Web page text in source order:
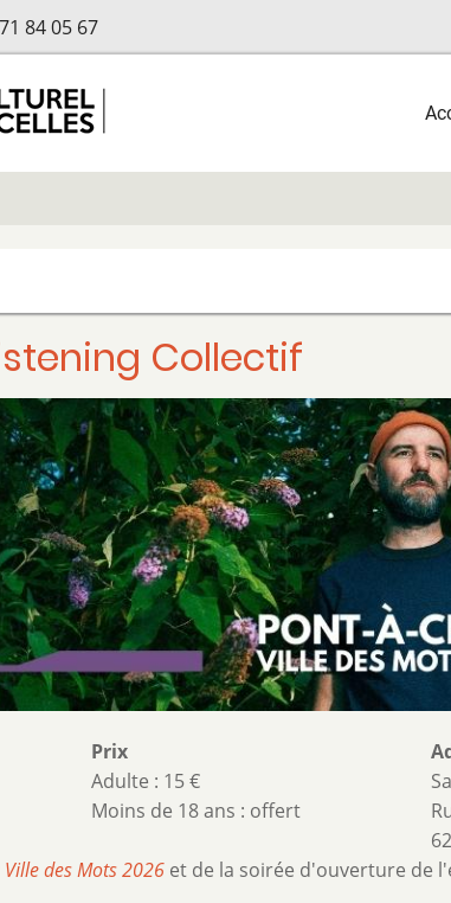
84 05 67
Collectif
Prix
Adulte : 15 €
Moins de 18 ans : offert
des Mots 2026 et de la soirée d'ouverture de